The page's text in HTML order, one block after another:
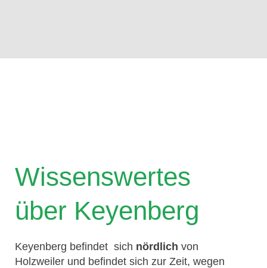
Wissenswertes
über Keyenberg
Keyenberg befindet sich nördlich von
Holzweiler und befindet sich zur Zeit, wegen